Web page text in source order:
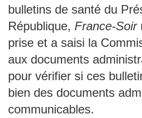
bulletins de santé du
République, France-Soir
prise et a saisi la
aux documents
pour vérifier si ces
bien des documents
communicables.